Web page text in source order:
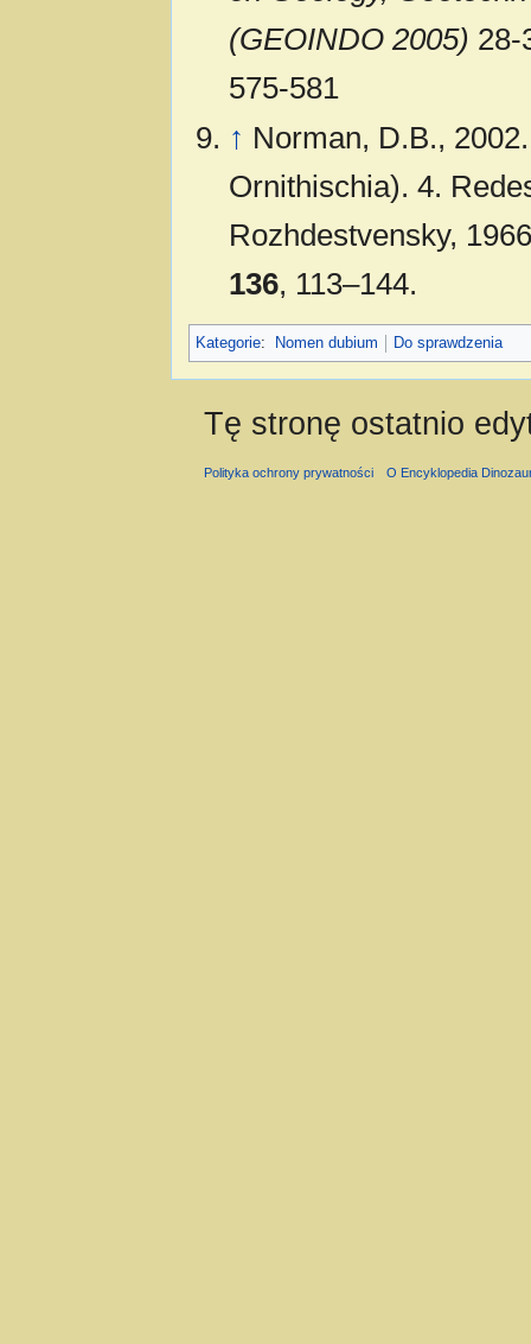
(GEOINDO 2005) 28-
575-581
↑ Norman, D.B.,
Ornithischia). 4.
Rozhdestvensky,
136, 113–144.
Kategorie: Nomen dubium Do sprawdzenia
Tę stronę ostatnio
Polityka ochrony prywatności O Encyklopedia